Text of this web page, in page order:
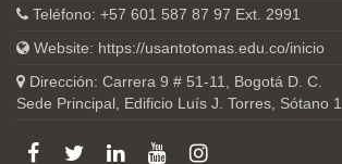
Teléfono: +57 601 587 87 97 Ext. 2991
Website: https://usantotomas.edu.co/inicio
Dirección: Carrera 9 # 51-11, Bogotá D. C.
Sede Principal, Edificio Luís J. Torres, Sótano 1